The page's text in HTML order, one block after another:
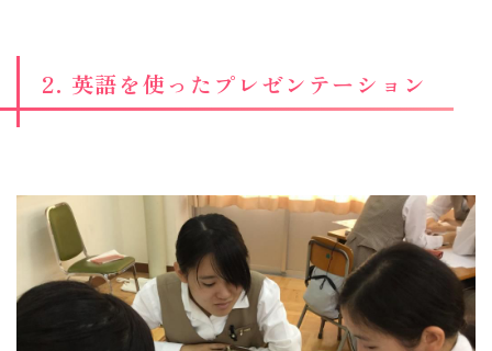
2. 英語を使ったプレゼンテーション